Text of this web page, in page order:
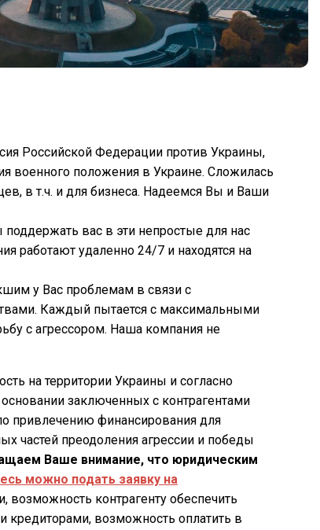
Российской Федерации против Украины,
военного положения в Украине. Сложилась
в т.ч. и для бизнеса. Надеемся Вы и Ваши
вас в эти непростые для нас
работают удаленно 24/7 и находятся на
у Вас проблемам в связи с
Каждый пытается с максимальными
с агрессором. Наша компания не
на территории Украины и согласно
заключенных с контрагентами
привлечению финансирования для
частей преодоления агрессии и победы
Ваше внимание, что юридическим
можно подать заявку на
возможность контрагенту обеспечить
кредиторами, возможность оплатить в